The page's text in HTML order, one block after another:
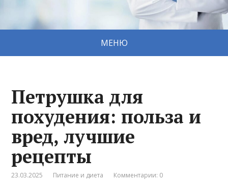
МЕНЮ
Петрушка для
похудения: польза и
вред, лучшие
рецепты
23.03.2025 Питание и диета Комментарии: 0